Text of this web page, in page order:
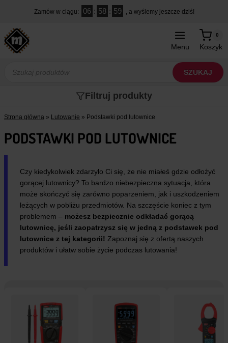
treści
Zamów w ciągu: 06 : 58 : 59 , a wyślemy jeszcze dziś!
Menu Koszyk
0
produktów
SZUKAJ
Filtruj produkty
Strona główna » Lutowanie » Podstawki pod lutownice
PODSTAWKI POD LUTOWNICE
Czy kiedykolwiek zdarzyło Ci się, że nie miałeś gdzie odłożyć
gorącej lutownicy? To bardzo niebezpieczna sytuacja, która
może skończyć się zarówno poparzeniem, jak i uszkodzeniem
leżących w pobliżu przedmiotów. Na szczęście koniec z tym
problemem – możesz bezpiecznie odkładać gorącą
lutownicę, jeśli zaopatrzysz się w jedną z podstawek pod
lutownice z tej kategorii! Zapoznaj się z ofertą naszych
produktów i ułatw sobie życie podczas lutowania!